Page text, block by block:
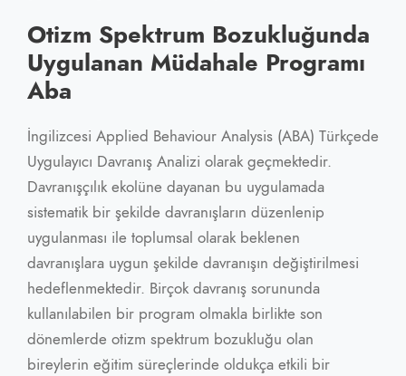
Otizm Spektrum Bozukluğunda
Uygulanan Müdahale Programı
Aba
İngilizcesi Applied Behaviour Analysis (ABA) Türkçede
Uygulayıcı Davranış Analizi olarak geçmektedir.
Davranışçılık ekolüne dayanan bu uygulamada
sistematik bir şekilde davranışların düzenlenip
uygulanması ile toplumsal olarak beklenen
davranışlara uygun şekilde davranışın değiştirilmesi
hedeflenmektedir. Birçok davranış sorununda
kullanılabilen bir program olmakla birlikte son
dönemlerde otizm spektrum bozukluğu olan
bireylerin eğitim süreçlerinde oldukça etkili bir